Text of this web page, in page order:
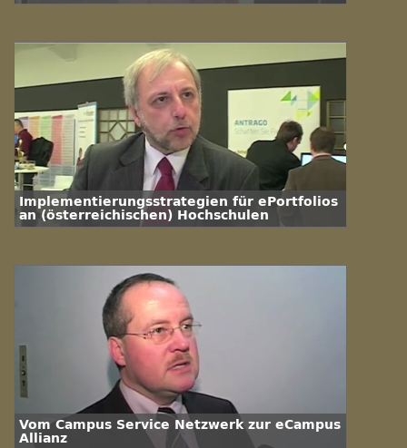
Hochschule?
Implementierungsstrategien für ePortfolios
an (österreichischen) Hochschulen
Vom Campus Service Netzwerk zur eCampus
Allianz